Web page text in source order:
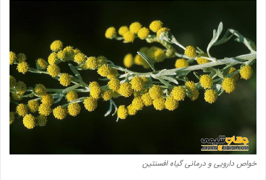
خواص دارویی و درمانی گیاه افسنتین